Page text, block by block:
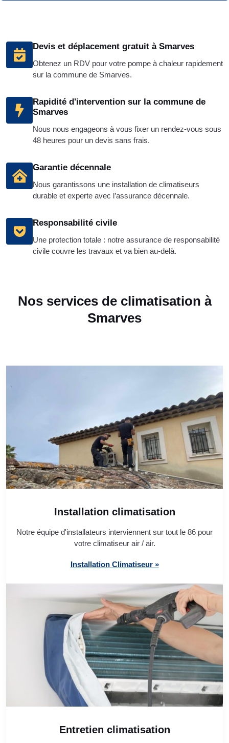
Devis et déplacement gratuit à Smarves
Obtenez un RDV pour votre pompe à chaleur rapidement
sur la commune de Smarves.
Rapidité d'intervention sur la commune de
Smarves
Nous nous engageons à vous fixer un rendez-vous sous
48 heures pour un devis sans frais.
Garantie décennale
Nous garantissons une installation de climatiseurs
durable et experte avec l’assurance décennale.
Responsabilité civile
Une protection totale : notre assurance de responsabilité
civile couvre les travaux et va bien au-delà.
Nos services de climatisation à
Smarves
Installation climatisation
Notre équipe d'installateurs interviennent sur tout le 86 pour
votre climatiseur air / air.
Installation Climatiseur »
Entretien climatisation